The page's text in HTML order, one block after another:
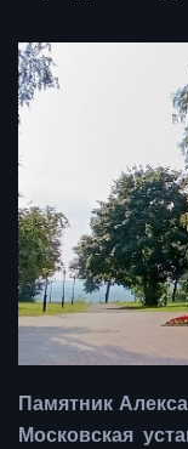
Памятник
Московская